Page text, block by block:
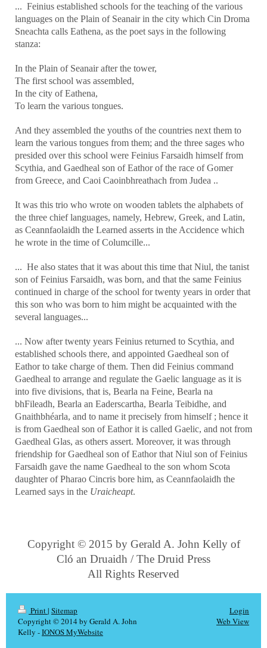
... Feinius established schools for the teaching of the various
languages on the Plain of Seanair in the city which Cin Droma
Sneachta calls Eathena, as the poet says in the following
stanza:
In the Plain of Seanair after the tower,
The first school was assembled,
In the city of Eathena,
To learn the various tongues.
And they assembled the youths of the countries next them to
learn the various tongues from them; and the three sages who
presided over this school were Feinius Farsaidh himself from
Scythia, and Gaedheal son of Eathor of the race of Gomer
from Greece, and Caoi Caoinbhreathach from Judea ..
It was this trio who wrote on wooden tablets the alphabets of
the three chief languages, namely, Hebrew, Greek, and Latin,
as Ceannfaolaidh the Learned asserts in the Accidence which
he wrote in the time of Columcille...
... He also states that it was about this time that Niul, the tanist
son of Feinius Farsaidh, was born, and that the same Feinius
continued in charge of the school for twenty years in order that
this son who was born to him might be acquainted with the
several languages...
... Now after twenty years Feinius returned to Scythia, and
established schools there, and appointed Gaedheal son of
Eathor to take charge of them. Then did Feinius command
Gaedheal to arrange and regulate the Gaelic language as it is
into five divisions, that is, Bearla na Feine, Bearla na
bhFileadh, Bearla an Eaderscartha, Bearla Teibidhe, and
Gnaithbhéarla, and to name it precisely from himself ; hence it
is from Gaedheal son of Eathor it is called Gaelic, and not from
Gaedheal Glas, as others assert. Moreover, it was through
friendship for Gaedheal son of Eathor that Niul son of Feinius
Farsaidh gave the name Gaedheal to the son whom Scota
daughter of Pharao Cincris bore him, as Ceannfaolaidh the
Learned says in the Uraicheapt.
Copyright © 2015 by Gerald A. John Kelly of
Cló an Druaidh / The Druid Press
All Rights Reserved
Print| Sitemap
Copyright © 2014 by Gerald A. John
Kelly -IONOS MyWebsite
Login
Web View